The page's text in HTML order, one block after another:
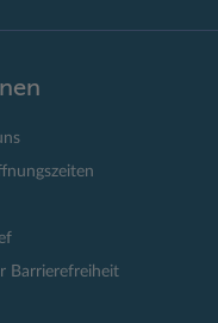
Barrierefreiheit